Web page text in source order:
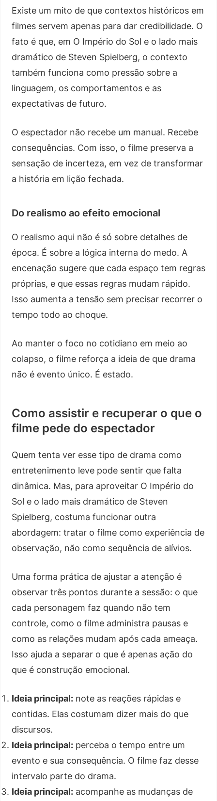
Existe um mito de que contextos históricos em
filmes servem apenas para dar credibilidade. O
fato é que, em O Império do Sol e o lado mais
dramático de Steven Spielberg, o contexto
também funciona como pressão sobre a
linguagem, os comportamentos e as
expectativas de futuro.
O espectador não recebe um manual. Recebe
consequências. Com isso, o filme preserva a
sensação de incerteza, em vez de transformar
a história em lição fechada.
Do realismo ao efeito emocional
O realismo aqui não é só sobre detalhes de
época. É sobre a lógica interna do medo. A
encenação sugere que cada espaço tem regras
próprias, e que essas regras mudam rápido.
Isso aumenta a tensão sem precisar recorrer o
tempo todo ao choque.
Ao manter o foco no cotidiano em meio ao
colapso, o filme reforça a ideia de que drama
não é evento único. É estado.
Como assistir e recuperar o que o
filme pede do espectador
Quem tenta ver esse tipo de drama como
entretenimento leve pode sentir que falta
dinâmica. Mas, para aproveitar O Império do
Sol e o lado mais dramático de Steven
Spielberg, costuma funcionar outra
abordagem: tratar o filme como experiência de
observação, não como sequência de alívios.
Uma forma prática de ajustar a atenção é
observar três pontos durante a sessão: o que
cada personagem faz quando não tem
controle, como o filme administra pausas e
como as relações mudam após cada ameaça.
Isso ajuda a separar o que é apenas ação do
que é construção emocional.
Ideia principal: note as reações rápidas e
contidas. Elas costumam dizer mais do que
discursos.
Ideia principal: perceba o tempo entre um
evento e sua consequência. O filme faz desse
intervalo parte do drama.
Ideia principal: acompanhe as mudanças de